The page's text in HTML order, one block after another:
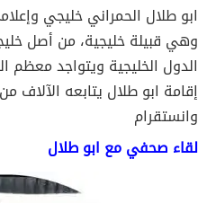
ابو طلال الحمراني خليجي
وهي قبيلة خليجية، من أصل
الدول الخليجية ويتواجد معظم
إقامة ابو طلال يتابعه الآلاف
وانستقرام
لقاء صحفي مع ابو طلال